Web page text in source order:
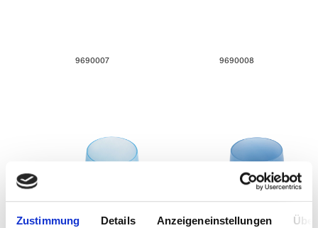
Zustimmung Details Anzeigeneinstellungen
9690007 9690008